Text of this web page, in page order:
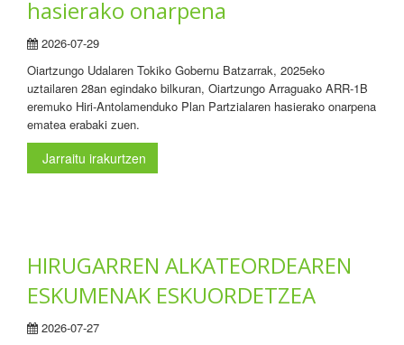
hasierako onarpena
2026-07-29
Oiartzungo Udalaren Tokiko Gobernu Batzarrak, 2025eko
uztailaren 28an egindako bilkuran, Oiartzungo Arraguako ARR-1B
eremuko Hiri-Antolamenduko Plan Partzialaren hasierako onarpena
ematea erabaki zuen.
Jarraitu irakurtzen
HIRUGARREN ALKATEORDEAREN
ESKUMENAK ESKUORDETZEA
2026-07-27